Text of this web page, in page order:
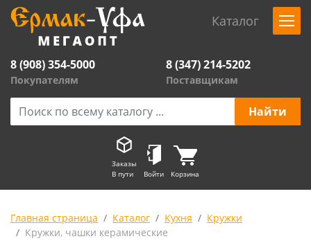
Каталог
8 (908) 354-5000
Покупателям
8 (347) 214-5202
Поставщикам
Заказы
В пути
Войти Корзина
Главная страница Каталог Кухня
Кружки
Кружки, чашки керамические